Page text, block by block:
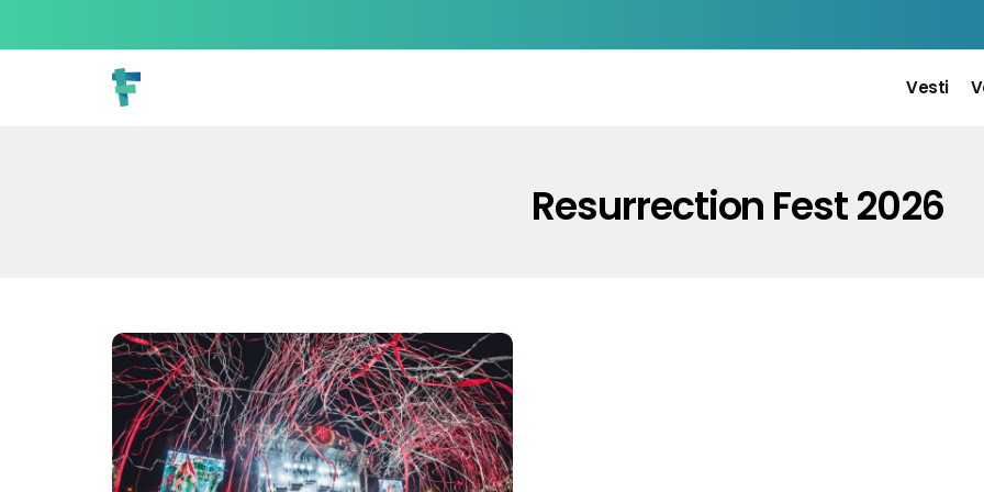
Vesti
Resurrection Fest 2026